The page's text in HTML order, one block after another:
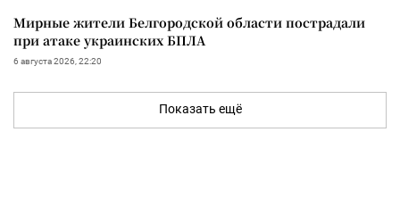
Мирные жители Белгородской области пострадали
при атаке украинских БПЛА
6 августа 2026, 22:20
Показать ещё